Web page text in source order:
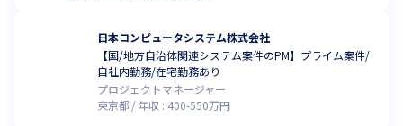
日本コンピュータシステム株式会社
【国/地方自治体関連システム案件のPM】プライム案件/
自社内勤務/在宅勤務あり
プロジェクトマネージャー
東京都
年収 : 400-550万円